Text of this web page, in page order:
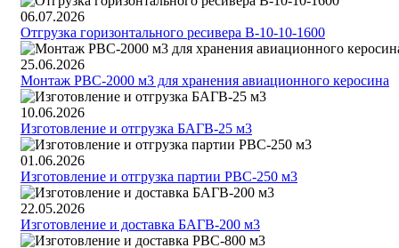
06.07.2026
Отгрузка горизонтального ресивера В-10-10-1600
25.06.2026
Монтаж РВС-2000 м3 для хранения авиационного керосина
10.06.2026
Изготовление и отгрузка БАГВ-25 м3
01.06.2026
Изготовление и отгрузка партии РВС-250 м3
22.05.2026
Изготовление и доставка БАГВ-200 м3